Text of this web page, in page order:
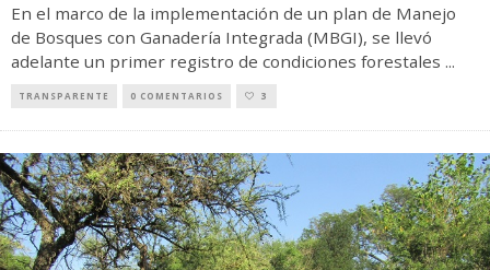
En el marco de la implementación de un plan de Manejo
de Bosques con Ganadería Integrada (MBGI), se llevó
adelante un primer registro de condiciones forestales ...
TRANSPARENTE 0 COMENTARIOS 3